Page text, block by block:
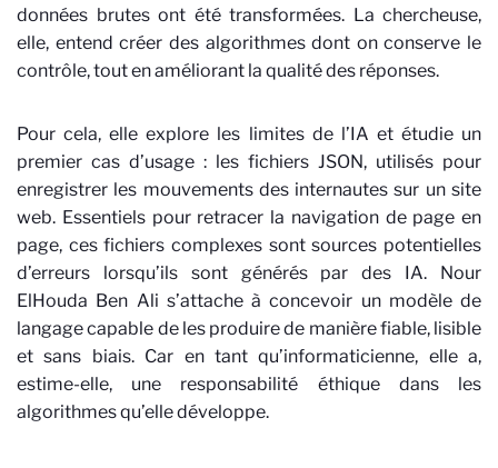
données brutes ont été transformées. La chercheuse,
elle, entend créer des algorithmes dont on conserve le
contrôle, tout en améliorant la qualité des réponses.
Pour cela, elle explore les limites de l’IA et étudie un
premier cas d’usage : les fichiers JSON, utilisés pour
enregistrer les mouvements des internautes sur un site
web. Essentiels pour retracer la navigation de page en
page, ces fichiers complexes sont sources potentielles
d’erreurs lorsqu’ils sont générés par des IA. Nour
ElHouda Ben Ali s’attache à concevoir un modèle de
langage capable de les produire de manière fiable, lisible
et sans biais. Car en tant qu’informaticienne, elle a,
estime-elle, une responsabilité éthique dans les
algorithmes qu’elle développe.